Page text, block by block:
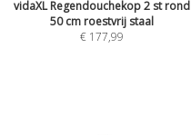
vidaXL Regendouchekop 2 st rond
50 cm roestvrij staal
€ 177,99